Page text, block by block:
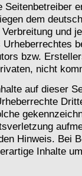
Seitenbetreiber
dem
und
Urheberrechtes
bzw.
nicht
auf dieser
Hinweis. Bei
Inhalte